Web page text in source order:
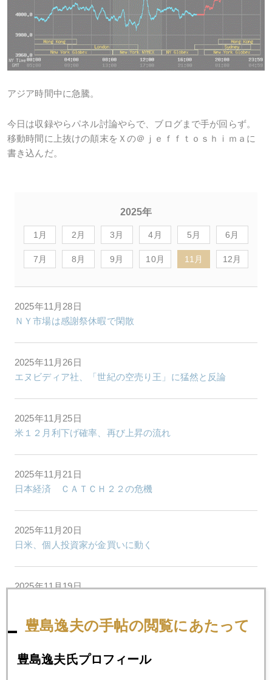
アジア時間中に急騰。
今日は収録やらパネル討論やらで、ブログまで手が回らず。
移動時間に上抜けの顛末をＸの＠ｊｅｆｆｔｏｓｈｉｍａに
書き込んだ。
2025年
1月 2月 3月 4月 5月 6月
7月 8月 9月 10月 11月 12月
2025年11月28日
ＮＹ市場は感謝祭休暇で閑散
2025年11月26日
エヌビディア社、「世紀の空売り王」に猛然と反論
2025年11月25日
米１２月利下げ確率、再び上昇の流れ
2025年11月21日
日本経済 ＣＡＴＣＨ２２の危機
2025年11月20日
日米、個人投資家が金買いに動く
2025年11月19日
エヌビディア決算控え、株も金も下げ
豊島逸夫の手帖の閲覧にあたって
豊島逸夫氏プロフィール